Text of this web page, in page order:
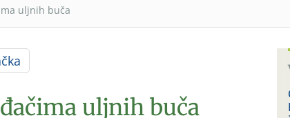
uljnih buča
uljnih buča